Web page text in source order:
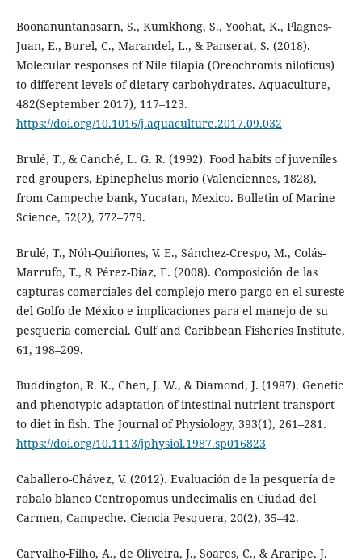
Boonanuntanasarn, S., Kumkhong, S., Yoohat, K., Plagnes-
Juan, E., Burel, C., Marandel, L., & Panserat, S. (2018).
Molecular responses of Nile tilapia (Oreochromis niloticus)
to different levels of dietary carbohydrates. Aquaculture,
482(September 2017), 117–123.
https://doi.org/10.1016/j.aquaculture.2017.09.032
Brulé, T., & Canché, L. G. R. (1992). Food habits of juveniles
red groupers, Epinephelus morio (Valenciennes, 1828),
from Campeche bank, Yucatan, Mexico. Bulletin of Marine
Science, 52(2), 772–779.
Brulé, T., Nóh-Quiñones, V. E., Sánchez-Crespo, M., Colás-
Marrufo, T., & Pérez-Díaz, E. (2008). Composición de las
capturas comerciales del complejo mero-pargo en el sureste
del Golfo de México e implicaciones para el manejo de su
pesquería comercial. Gulf and Caribbean Fisheries Institute,
61, 198–209.
Buddington, R. K., Chen, J. W., & Diamond, J. (1987). Genetic
and phenotypic adaptation of intestinal nutrient transport
to diet in fish. The Journal of Physiology, 393(1), 261–281.
https://doi.org/10.1113/jphysiol.1987.sp016823
Caballero-Chávez, V. (2012). Evaluación de la pesquería de
robalo blanco Centropomus undecimalis en Ciudad del
Carmen, Campeche. Ciencia Pesquera, 20(2), 35–42.
Carvalho-Filho, A., de Oliveira, J., Soares, C., & Araripe, J.